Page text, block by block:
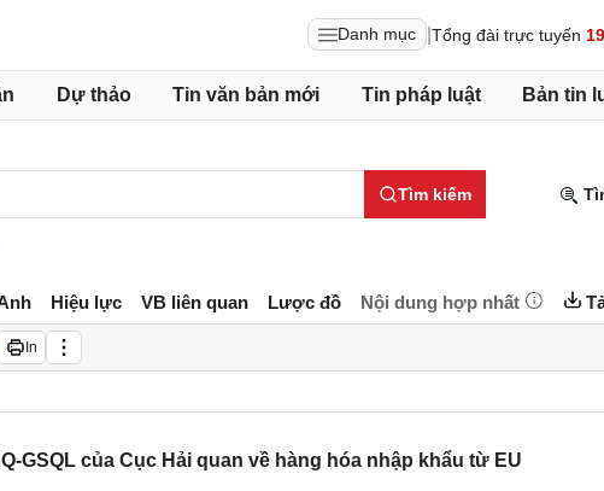
Danh mục Tổng đài trực tuyến
Dự thảo Tin văn bản mới Tin pháp luật Bản tin
Tìm kiếm
Hiệu lực VB liên quan Lược đồ Nội dung hợp nhất
In
GSQL của Cục Hải quan về hàng hóa nhập khẩu từ EU